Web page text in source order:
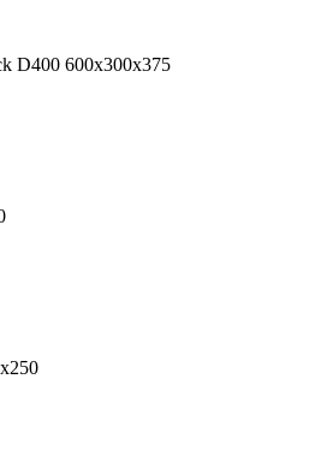
D400 600x300x375